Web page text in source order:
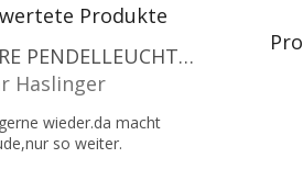
Produkte
LED LINEARE PENDELLEUCHTE EXECULINE 120CM, 30W, 3750LM, 96°, 4000K, IP20, WEISS [207806]
beträgt 5 von 5 Sternen.
Haslinger
wieder.da macht
so weiter.